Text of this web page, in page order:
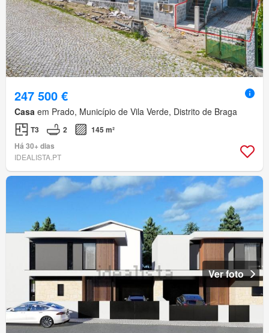
247 500 €
Casa em Prado, Município de Vila Verde, Distrito de Braga
T3 2
145 m²
Há 30+ dias
IDEALISTA.PT
Ver foto